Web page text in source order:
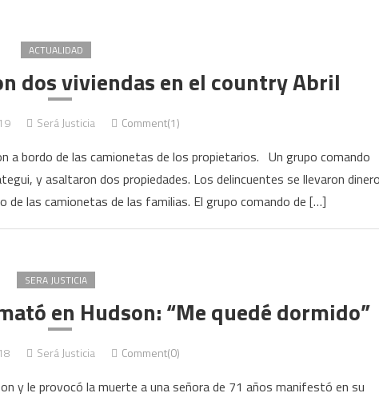
ACTUALIDAD
dos viviendas en el country Abril
Será Justicia Comment(1)
a bordo de las camionetas de los propietarios. Un grupo comando
y asaltaron dos propiedades. Los delincuentes se llevaron dinero
de las camionetas de las familias. El grupo comando de […]
SERA JUSTICIA
en Hudson: “Me quedé dormido”
Será Justicia Comment(0)
y le provocó la muerte a una señora de 71 años manifestó en su